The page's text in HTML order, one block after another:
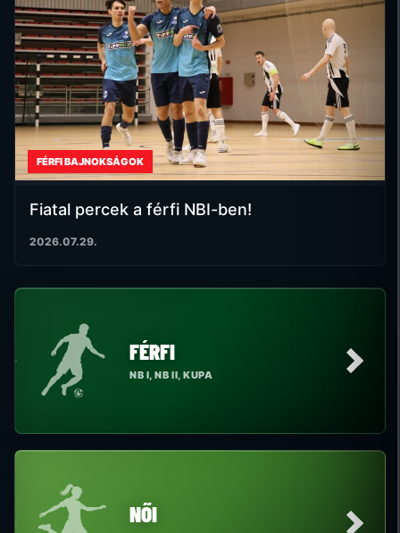
FÉRFI BAJNOKSÁGOK
Fiatal percek a férfi NBI-ben!
2026.07.29.
FÉRFI
NB I, NB II, KUPA
NŐI